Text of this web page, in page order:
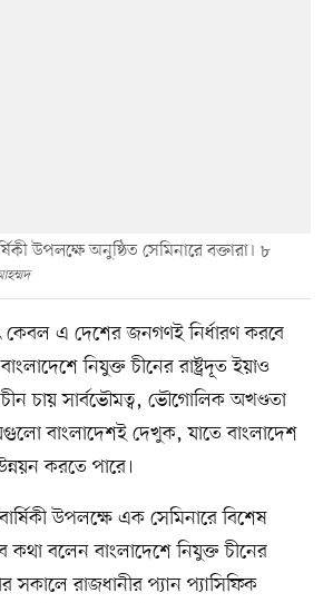
উপলক্ষে অনুষ্ঠিত সেমিনারে বক্তারা। ৮
কেবল এ দেশের জনগণই নির্ধারণ করবে
নিযুক্ত চীনের রাষ্ট্রদূত ইয়াও
চায় সার্বভৌমত্ব, ভৌগোলিক অখণ্ডতা
বাংলাদেশই দেখুক, যাতে বাংলাদেশ
করতে পারে।
উপলক্ষে এক সেমিনারে বিশেষ
কথা বলেন বাংলাদেশে নিযুক্ত চীনের
সকালে রাজধানীর প্যান প্যাসিফিক